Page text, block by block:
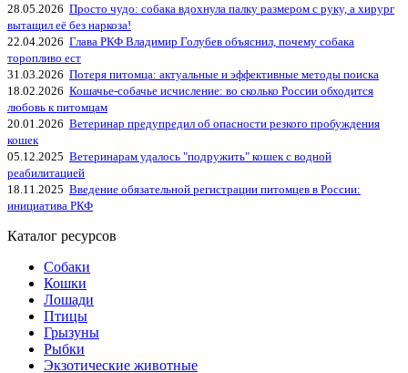
28.05.2026 Просто чудо: собака вдохнула палку размером с руку, а хирург
вытащил её без наркоза!
22.04.2026 Глава РКФ Владимир Голубев объяснил, почему собака
торопливо ест
31.03.2026 Потеря питомца: актуальные и эффективные методы поиска
18.02.2026 Кошачье-собачье исчисление: во сколько России обходится
любовь к питомцам
20.01.2026 Ветеринар предупредил об опасности резкого пробуждения
кошек
05.12.2025 Ветеринарам удалось "подружить" кошек с водной
реабилитацией
18.11.2025 Введение обязательной регистрации питомцев в России:
инициатива РКФ
Каталог ресурсов
Собаки
Кошки
Лошади
Птицы
Грызуны
Рыбки
Экзотические животные